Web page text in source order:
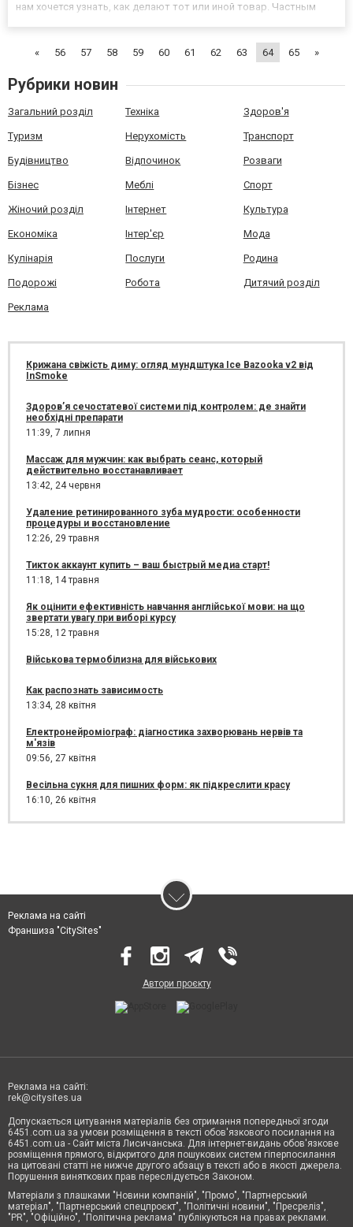
нам хочется узнать, как делают тот или иной товар. Частным
исполь...
« 56 57 58 59 60 61 62 63 64 65 »
Рубрики новин
Загальний розділ Техніка Здоров'я
Туризм Нерухомість Транспорт
Будівництво Відпочинок Розваги
Бізнес Меблі Спорт
Жіночий розділ Інтернет Культура
Економіка Інтер'єр Мода
Кулінарія Послуги Родина
Подорожі Робота Дитячий розділ
Реклама
Крижана свіжість диму: огляд мундштука Ice Bazooka v2 від
InSmoke
Здоров’я сечостатевої системи під контролем: де знайти
необхідні препарати
11:39, 7 липня
Массаж для мужчин: как выбрать сеанс, который
действительно восстанавливает
13:42, 24 червня
Удаление ретинированного зуба мудрости: особенности
процедуры и восстановление
12:26, 29 травня
Тикток аккаунт купить – ваш быстрый медиа старт!
11:18, 14 травня
Як оцінити ефективність навчання англійської мови: на що
звертати увагу при виборі курсу
15:28, 12 травня
Військова термобілизна для військових
Как распознать зависимость
13:34, 28 квітня
Електронейроміограф: діагностика захворювань нервів та
м'язів
09:56, 27 квітня
Весільна сукня для пишних форм: як підкреслити красу
16:10, 26 квітня
Реклама на сайті
Франшиза "CitySites"
Автори проєкту
Реклама на сайті:
rek@citysites.ua
Допускається цитування матеріалів без отримання попередньої згоди
6451.com.ua за умови розміщення в тексті обов'язкового посилання на
6451.com.ua - Сайт міста Лисичанська. Для інтернет-видань обов'язкове
розміщення прямого, відкритого для пошукових систем гіперпосилання
на цитовані статті не нижче другого абзацу в тексті або в якості джерела.
Порушення виняткових прав переслідується Законом.
Матеріали з плашками "Новини компаній", "Промо", "Партнерський
матеріал", "Партнерський спецпроєкт", "Політичні новини", "Пресреліз",
"PR", "Офіційно", "Політична реклама" публікуються на правах реклами.